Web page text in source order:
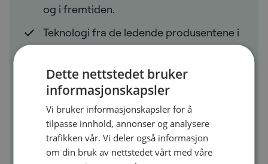
og i fremtiden.
Teknologi fra de ledende produsentene i
bransjen.
En moderne og fremtidsrettet WIFI-
tjeneste som alltid er oppdatert.
God WIFI-dekning i de områdene du
ønsker, både innendørs og utendørs.
Et brukergrensesnitt som lar deg
Dette nettstedet bruker
informasjonskapsler
Vi bruker informasjonskapsler for å
tilpasse innhold, annonser og analysere
trafikken vår. Vi deler også informasjon
om din bruk av nettstedet vårt med våre